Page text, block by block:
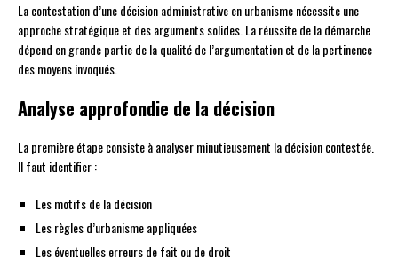
La contestation d’une décision administrative en urbanisme nécessite une
approche stratégique et des arguments solides. La réussite de la démarche
dépend en grande partie de la qualité de l’argumentation et de la pertinence
des moyens invoqués.
Analyse approfondie de la décision
La première étape consiste à analyser minutieusement la décision contestée.
Il faut identifier :
Les motifs de la décision
Les règles d’urbanisme appliquées
Les éventuelles erreurs de fait ou de droit